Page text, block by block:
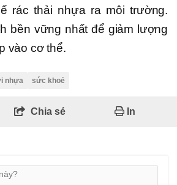
rác thải nhựa ra môi trường.
bền vững nhất để giảm lượng
vào cơ thể.
nhựa sức khoẻ
Chia sẻ In